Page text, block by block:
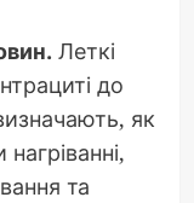
Леткі
до
як
та